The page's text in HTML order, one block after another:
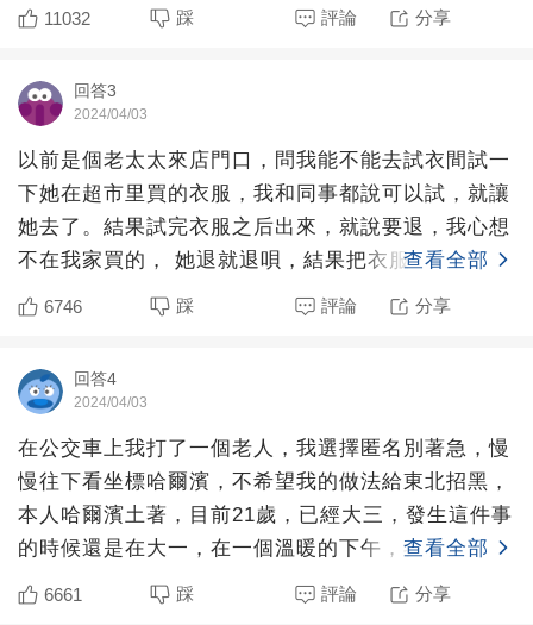
11032 踩 評論 分享
回答3
2024/04/03
以前是個老太太來店門口，問我能不能去試衣間試一
下她在超市里買的衣服，我和同事都說可以試，就讓
她去了。結果試完衣服之后出來，就說要退，我心想
不在我家買的， 她退就退唄，結果把衣服扔在桌子
上，讓我幫她疊起
查看全部
6746 踩 評論 分享
回答4
2024/04/03
在公交車上我打了一個老人，我選擇匿名別著急，慢
慢往下看坐標哈爾濱，不希望我的做法給東北招黑，
本人哈爾濱土著，目前21歲，已經大三，發生這件事
的時候還是在大一，在一個溫暖的下午，我懷著美麗
的心情，，應女
查看全部
6661 踩 評論 分享